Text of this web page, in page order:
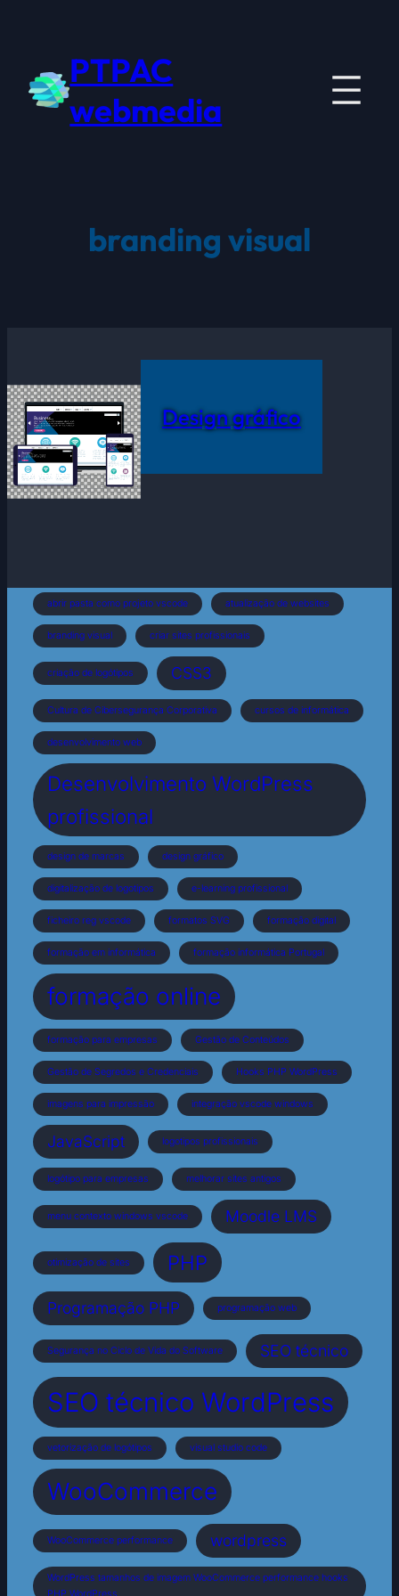
conteúdo
PTPAC
webmedia
branding visual
Design gráfico
abrir pasta como projeto vscode atualização de websites
branding visual criar sites profissionais
criação de logótipos CSS3
Cultura de Cibersegurança Corporativa cursos de informática
desenvolvimento web
Desenvolvimento WordPress
profissional
design de marcas design gráfico
digitalização de logotipos e-learning profissional
ficheiro reg vscode formatos SVG formação digital
formação em informática formação informática Portugal
formação online
formação para empresas Gestão de Conteúdos
Gestão de Segredos e Credenciais Hooks PHP WordPress
imagens para impressão integração vscode windows
JavaScript logotipos profissionais
logótipo para empresas melhorar sites antigos
menu contexto windows vscode Moodle LMS
otimização de sites PHP
Programação PHP programação web
Segurança no Ciclo de Vida do Software SEO técnico
SEO técnico WordPress
vetorização de logótipos visual studio code
WooCommerce
WooCommerce performance wordpress
WordPress tamanhos de imagem WooCommerce performance hooks